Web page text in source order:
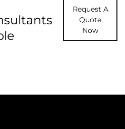
Request A
Quote
Now